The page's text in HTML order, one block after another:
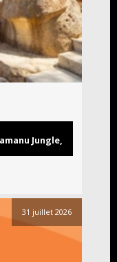
Jungle,
31 juillet 2026